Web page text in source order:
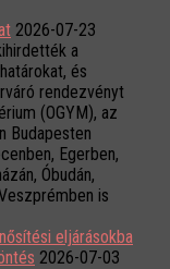
2026-07-23
a
és
rendezvényt
(OGYM), az
Budapesten
Egerben,
Óbudán,
is
eljárásokba
2026-07-03